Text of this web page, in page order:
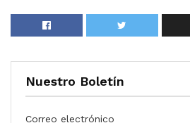
Nuestro Boletín
Correo electrónico